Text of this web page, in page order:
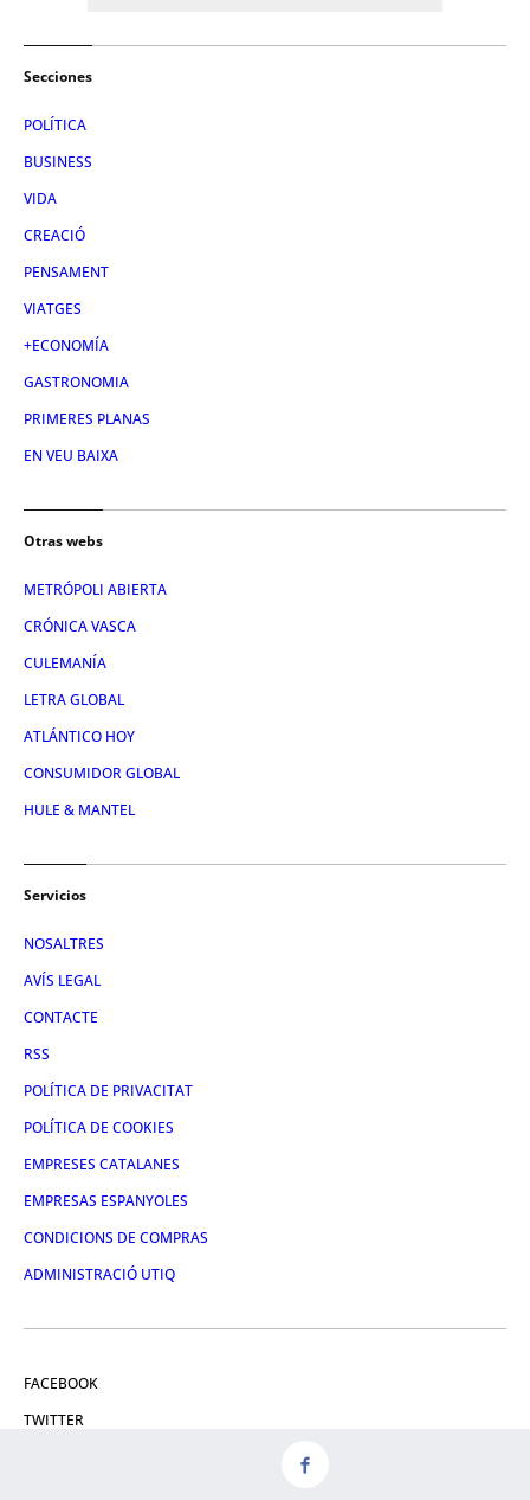
Secciones
POLÍTICA
BUSINESS
VIDA
CREACIÓ
PENSAMENT
VIATGES
+ECONOMÍA
GASTRONOMIA
PRIMERES PLANAS
EN VEU BAIXA
Otras webs
METRÓPOLI ABIERTA
CRÓNICA VASCA
CULEMANÍA
LETRA GLOBAL
ATLÁNTICO HOY
CONSUMIDOR GLOBAL
HULE & MANTEL
Servicios
NOSALTRES
AVÍS LEGAL
CONTACTE
RSS
POLÍTICA DE PRIVACITAT
POLÍTICA DE COOKIES
EMPRESES CATALANES
EMPRESAS ESPANYOLES
CONDICIONS DE COMPRAS
ADMINISTRACIÓ UTIQ
FACEBOOK
TWITTER